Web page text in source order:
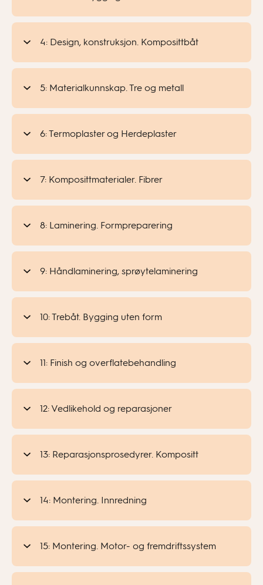
4: Design, konstruksjon. Komposittbåt
5: Materialkunnskap. Tre og metall
6: Termoplaster og Herdeplaster
7: Komposittmaterialer. Fibrer
8: Laminering. Formpreparering
9: Håndlaminering, sprøytelaminering
10: Trebåt. Bygging uten form
11: Finish og overflatebehandling
12: Vedlikehold og reparasjoner
13: Reparasjonsprosedyrer. Kompositt
14: Montering. Innredning
15: Montering. Motor- og fremdriftssystem